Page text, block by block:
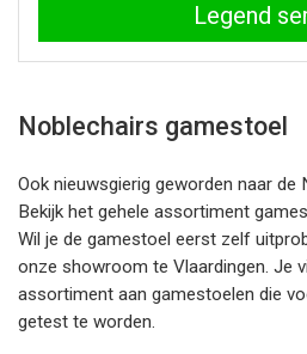
Legend
Noblechairs gamestoel
Ook nieuwsgierig geworden naar
Bekijk het gehele assortiment
Wil je de gamestoel eerst zelf
onze showroom te Vlaardingen. Je
assortiment aan gamestoelen die
getest te worden.